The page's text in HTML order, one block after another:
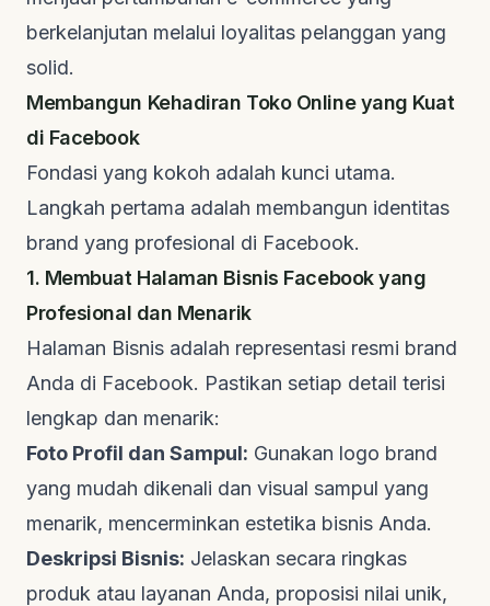
berkelanjutan melalui loyalitas pelanggan yang
solid.
Membangun Kehadiran Toko Online yang Kuat
di Facebook
Fondasi yang kokoh adalah kunci utama.
Langkah pertama adalah membangun identitas
brand yang profesional di Facebook.
1. Membuat Halaman Bisnis Facebook yang
Profesional dan Menarik
Halaman Bisnis adalah representasi resmi brand
Anda di Facebook. Pastikan setiap detail terisi
lengkap dan menarik:
Foto Profil dan Sampul: Gunakan logo brand
yang mudah dikenali dan visual sampul yang
menarik, mencerminkan estetika bisnis Anda.
Deskripsi Bisnis: Jelaskan secara ringkas
produk atau layanan Anda, proposisi nilai unik,